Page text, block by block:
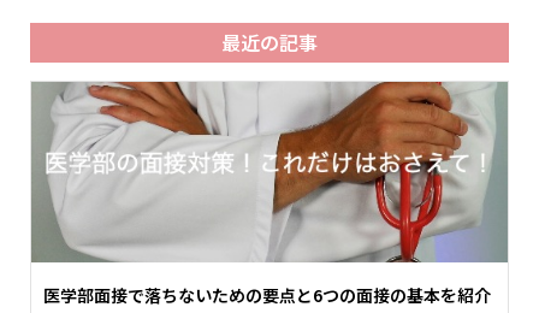
最近の記事
医学部面接で落ちないための要点と6つの面接の基本を紹介